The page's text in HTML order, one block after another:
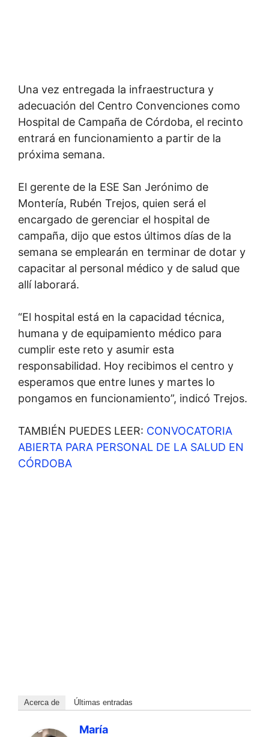
Una vez entregada la infraestructura y
adecuación del Centro Convenciones como
Hospital de Campaña de Córdoba, el recinto
entrará en funcionamiento a partir de la
próxima semana.
El gerente de la ESE San Jerónimo de
Montería, Rubén Trejos, quien será el
encargado de gerenciar el hospital de
campaña, dijo que estos últimos días de la
semana se emplearán en terminar de dotar y
capacitar al personal médico y de salud que
allí laborará.
“El hospital está en la capacidad técnica,
humana y de equipamiento médico para
cumplir este reto y asumir esta
responsabilidad. Hoy recibimos el centro y
esperamos que entre lunes y martes lo
pongamos en funcionamiento”, indicó Trejos.
TAMBIÉN PUEDES LEER: CONVOCATORIA
ABIERTA PARA PERSONAL DE LA SALUD EN
CÓRDOBA
Acerca de Últimas entradas
María